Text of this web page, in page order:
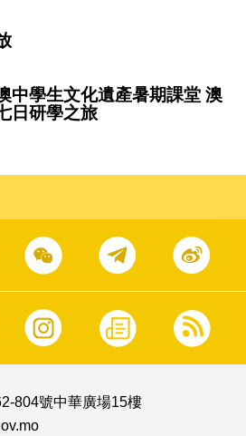
中學生文化遺產暑期課堂 澳
日研學之旅
804號中華廣場15樓